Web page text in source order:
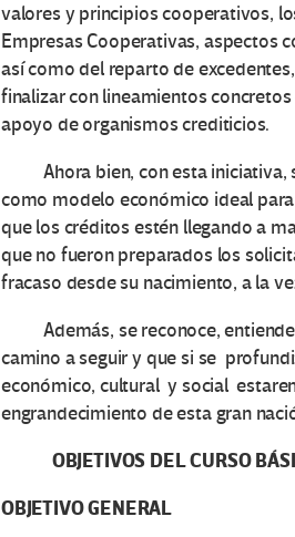
valores y principios cooperativos,
Empresas Cooperativas, aspectos
así como del reparto de
finalizar con lineamientos
apoyo de organismos crediticios.
Ahora bien, con esta iniciativa,
como modelo económico ideal
que los créditos estén llegando a
que no fueron preparados los
fracaso desde su nacimiento, a la
Además, se reconoce, entiende
camino a seguir y que si se
económico, cultural y social
engrandecimiento de esta gran
OBJETIVOS DEL CURSO
OBJETIVO GENERAL